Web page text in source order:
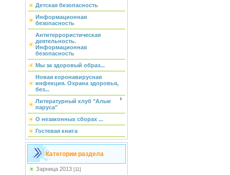
Детская безопасность
Информационная
безопасность
Антитеррористическая
деятельность.
Информационная
безопасность
Мы за здоровый образ...
Новая коронавирусная
инфекция. Охрана здоровья,
без...
Литературный клуб "Алые
паруса"
О незаконных сборах ...
Гостевая книга
Категории раздела
Зарница 2013 [11]